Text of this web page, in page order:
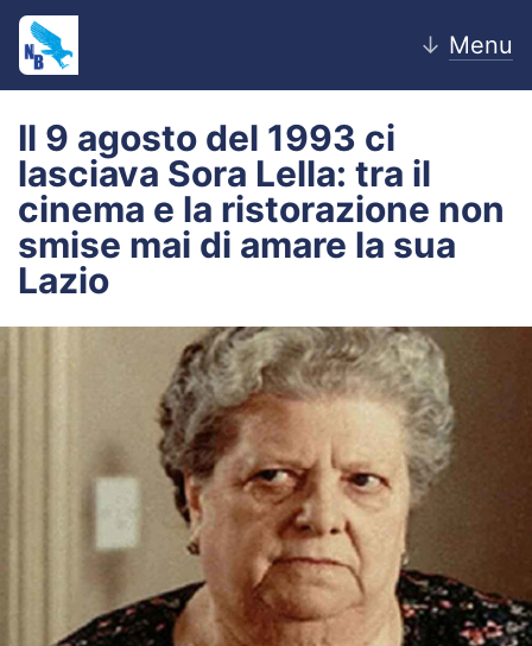
↓ Menu
Home
News
Editoriale
Settore Giovanile
Lazio Women
Calciomercato
Il 9 agosto del 1993 ci
lasciava Sora Lella: tra il
cinema e la ristorazione non
smise mai di amare la sua
Lazio